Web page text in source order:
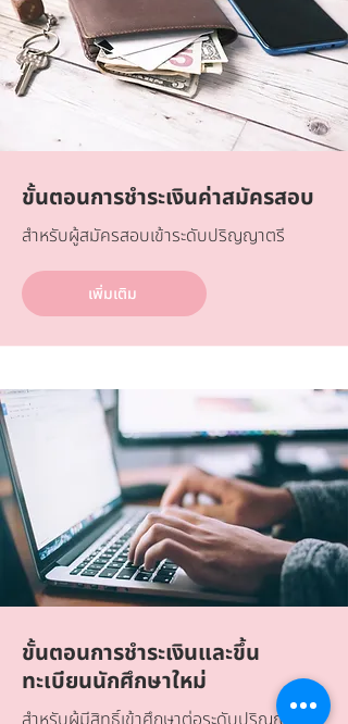
ขั้นตอนการชำระเงินค่าสมัครสอบ
สำหรับผู้สมัครสอบเข้าระดับปริญญาตรี
เพิ่มเติม
ขั้นตอนการชำระเงินและขึ้น
ทะเบียนนักศึกษาใหม่